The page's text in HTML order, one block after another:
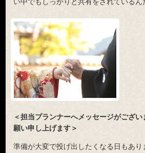
＜担当プランナーへメッセージがござ
願い申し上げます＞
準備が大変で投げ出したくなる日もあ